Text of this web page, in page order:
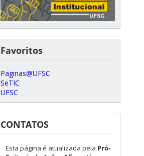
Favoritos
Paginas@UFSC
SeTIC
UFSC
CONTATOS
Esta página é atualizada pela Pró-